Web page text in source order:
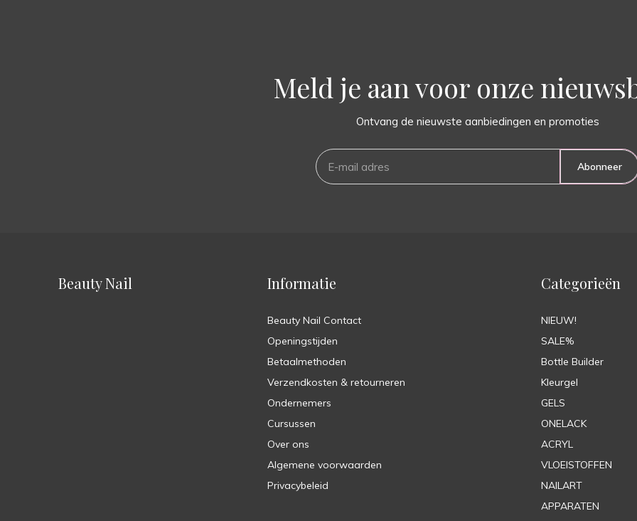
Meld je aan voor onze
Ontvang de nieuwste aanbiedingen en promoties
Abonneer
Beauty Nail Informatie
Beauty Nail Contact
Openingstijden
Betaalmethoden
Verzendkosten & retourneren
Ondernemers
Cursussen
Over ons
Algemene voorwaarden
Privacybeleid
Categorieën
NIEUW!
SALE%
Bottle Builder
Kleurgel
GELS
ONELACK
ACRYL
VLOEISTOFFEN
NAILART
APPARATEN